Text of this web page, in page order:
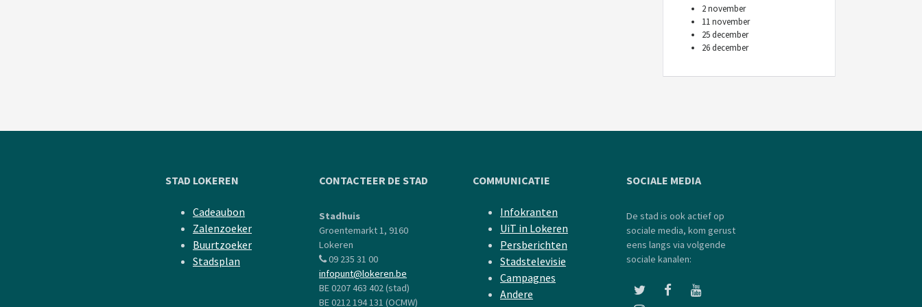
2 november
11 november
25 december
26 december
STAD LOKEREN
Cadeaubon
Zalenzoeker
Buurtzoeker
Stadsplan
CONTACTEER DE STAD
Stadhuis
Groentemarkt 1, 9160
Lokeren
09 235 31 00
infopunt@lokeren.be
BE 0207 463 402 (stad)
BE 0212 194 131 (OCMW)
COMMUNICATIE
Infokranten
UiT in Lokeren
Persberichten
Stadstelevisie
Campagnes
Andere
SOCIALE MEDIA
De stad is ook actief op
sociale media, kom gerust
eens langs via volgende
sociale kanalen: